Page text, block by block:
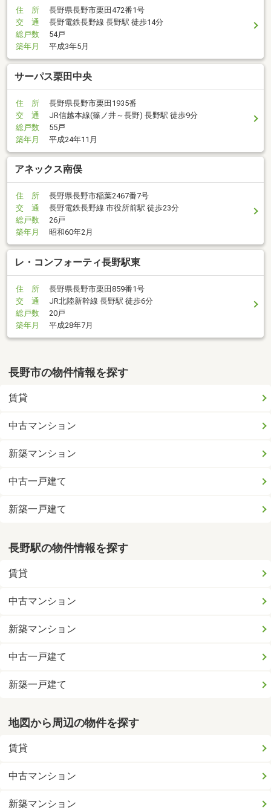
住 所
長野県長野市栗田472番1号
交 通
長野電鉄長野線 長野駅 徒歩14分
総戸数
54戸
築年月
平成3年5月
サーパス栗田中央
住 所
長野県長野市栗田1935番
交 通
JR信越本線(篠ノ井～長野) 長野駅 徒歩9分
総戸数
55戸
築年月
平成24年11月
アネックス南俣
住 所
長野県長野市稲葉2467番7号
交 通
長野電鉄長野線 市役所前駅 徒歩23分
総戸数
26戸
築年月
昭和60年2月
レ・コンフォーティ長野駅東
住 所
長野県長野市栗田859番1号
交 通
JR北陸新幹線 長野駅 徒歩6分
総戸数
20戸
築年月
平成28年7月
長野市の物件情報を探す
賃貸
中古マンション
新築マンション
中古一戸建て
新築一戸建て
長野駅の物件情報を探す
賃貸
中古マンション
新築マンション
中古一戸建て
新築一戸建て
地図から周辺の物件を探す
賃貸
中古マンション
新築マンション